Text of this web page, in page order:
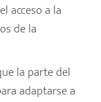
acceso a la
de la
la parte del
adaptarse a